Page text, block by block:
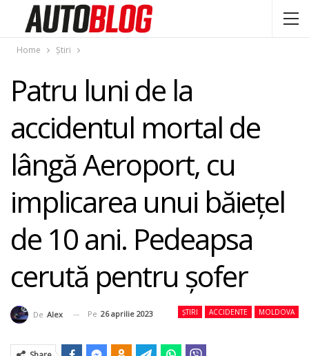
Home Știri
Patru luni de la
accidentul mortal de
lângă Aeroport, cu
implicarea unui băieţel
de 10 ani. Pedeapsa
cerută pentru şofer
ȘTIRI ACCIDENTE MOLDOVA
De Alex Pe 26 aprilie 2023